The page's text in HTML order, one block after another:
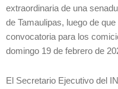
extraordinaria de una
de Tamaulipas, luego de
convocatoria para los
domingo 19 de febrero de
El Secretario Ejecutivo del